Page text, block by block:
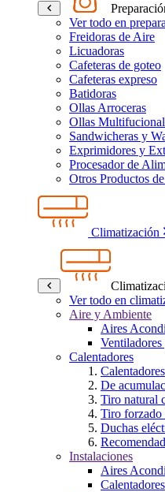
Ver todo en
Freidoras de Aire
Licuadoras
Cafeteras de goteo
Cafeteras expreso
Batidoras
Ollas Arroceras
Ollas
Sandwicheras y
Exprimidores y
Procesador de
Otros Productos
Climatización
Ver todo en
Aire y Ambiente
Aires
Calentadores
Calentadores
De
Tiro natural
Tiro forzado
Duchas
Instalaciones
Aires
Calentadores